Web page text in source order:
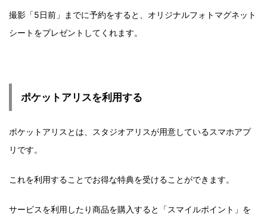
撮影「5日前」までに予約をすると、オリジナルフォトマグネット
シートをプレゼントしてくれます。
ポケットアリスを利用する
ポケットアリスとは、スタジオアリスが用意しているスマホアプ
リです。
これを利用することでお得な特典を受けることができます。
サービスを利用したり商品を購入すると「スマイルポイント」を